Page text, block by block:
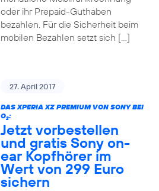
oder ihr Prepaid-Guthaben
bezahlen. Für die Sicherheit beim
mobilen Bezahlen setzt sich […]
27. April 2017
DAS XPERIA XZ PREMIUM VON SONY BEI
O2:
Jetzt vorbestellen
und gratis Sony on-
ear Kopfhörer im
Wert von 299 Euro
sichern